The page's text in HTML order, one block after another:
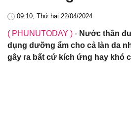
09:10, Thứ hai 22/04/2024
( PHUNUTODAY ) - Nước thần
dụng dưỡng ẩm cho cả làn da
gây ra bất cứ kích ứng hay khó